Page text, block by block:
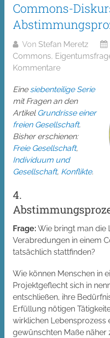
Commons-
Von Stefan Meretz
Commons,
Kommentare
Eine siebenteilige Serie
mit Fragen an den
Artikel Grundrisse einer
freien Gesellschaft.
Bisher erschienen:
Freie Gesellschaft,
Individuum und
Gesellschaft, Konflikte.
4.
Frage: Wie bringt man die
Verabredungen in einem
tatsächlich stattfinden?
Wie können Menschen in
Projektgeflecht sich in
entschließen, ihre
Erfüllung nötigen
wirklichen Lebensprozess
gewünschten Maße näher